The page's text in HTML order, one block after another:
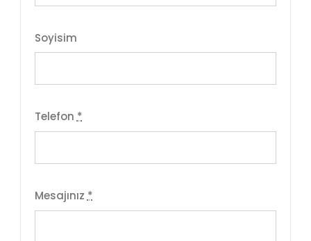
Soyisim
Telefon*
Mesajınız*